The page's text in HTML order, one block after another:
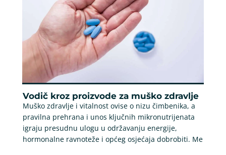
Vodič kroz proizvode za muško zdravlje
Muško zdravlje i vitalnost ovise o nizu čimbenika, a
pravilna prehrana i unos ključnih mikronutrijenata
igraju presudnu ulogu u održavanju energije,
hormonalne ravnoteže i općeg osjećaja dobrobiti. Me